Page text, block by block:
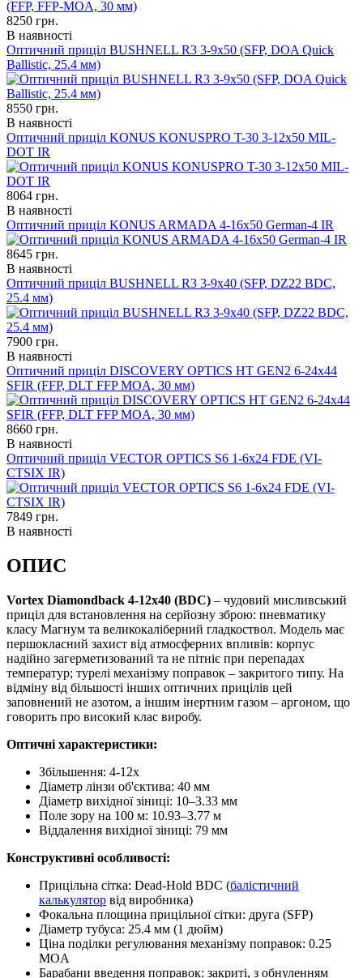
8250 грн.
В наявності
Оптичний приціл BUSHNELL R3 3-9x50 (SFP, DOA Quick
Ballistic, 25.4 мм)
8550 грн.
В наявності
Оптичний приціл KONUS KONUSPRO T-30 3-12x50 MIL-
DOT IR
8064 грн.
В наявності
Оптичний приціл KONUS ARMADA 4-16x50 German-4 IR
8645 грн.
В наявності
Оптичний приціл BUSHNELL R3 3-9x40 (SFP, DZ22 BDC,
25.4 мм)
7900 грн.
В наявності
Оптичний приціл DISCOVERY OPTICS HT GEN2 6-24x44
SFIR (FFP, DLT FFP MOA, 30 мм)
8660 грн.
В наявності
Оптичний приціл VECTOR OPTICS S6 1-6x24 FDE (VI-
CTSIX IR)
7849 грн.
В наявності
ОПИС
Vortex Diamondback 4-12x40 (BDC) – чудовий мисливський
приціл для встановлення на серйозну зброю: пневматику
класу Магнум та великокаліберний гладкоствол. Модель має
першокласний захист від атмосферних впливів: корпус
надійно загерметизований та не пітніє при перепадах
температур; турелі механізму поправок – закритого типу. На
відміну від більшості інших оптичних прицілів цей
заповнений не азотом, а іншим інертним газом – аргоном, що
говорить про високий клас виробу.
Оптичні характеристики:
Збільшення: 4-12x
Діаметр лінзи об'єктива: 40 мм
Діаметр вихідної зіниці: 10–3.33 мм
Поле зору на 100 м: 10.93–3.77 м
Віддалення вихідної зіниці: 79 мм
Конструктивні особливості:
Прицільна сітка: Dead-Hold BDC (балістичний
калькулятор від виробника)
Фокальна площина прицільної сітки: друга (SFP)
Діаметр тубуса: 25.4 мм (1 дюйм)
Ціна поділки регулювання механізму поправок: 0.25
MOA
Барабани введення поправок: закриті, з обнуленням